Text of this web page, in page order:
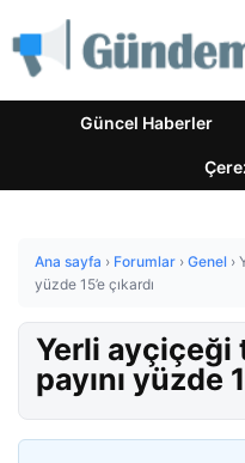
Güncel Haberler
Ana sayfa › Forumlar › Genel ›
yüzde 15’e çıkardı
Yerli ayçiçeği
payını yüzde